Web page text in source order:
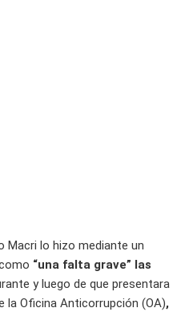
Macri lo hizo mediante un
“una falta grave” las
y luego de que presentara
la Oficina Anticorrupción (OA),